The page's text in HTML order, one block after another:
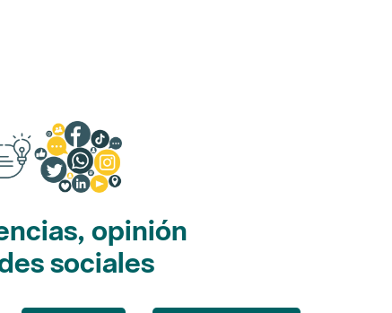
opinión
sociales